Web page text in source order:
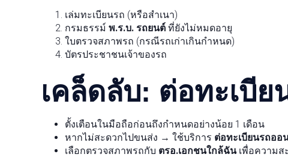
เล่มทะเบียนรถ (หรือสำเนา)
กรมธรรม์ พ.ร.บ. รถยนต์ที่ยังไม่หมดอายุ
ใบตรวจสภาพรถ (กรณีรถเก่าเกินกำหนด)
บัตรประชาชนเจ้าของรถ
เคล็ดลับ: ต่อทะเบีย
ตั้งเตือนในมือถือก่อนถึงกำหนดอย่างน้อย 1 เดือน
หากไม่สะดวกไปขนส่ง → ใช้บริการ ต่อทะเบียนรถออ
เลือกตรวจสภาพรถกับ ตรอ.เอกชนใกล้ฉันเพื่อความส